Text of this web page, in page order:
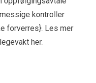
kontroller
forverres}. Les mer
her.